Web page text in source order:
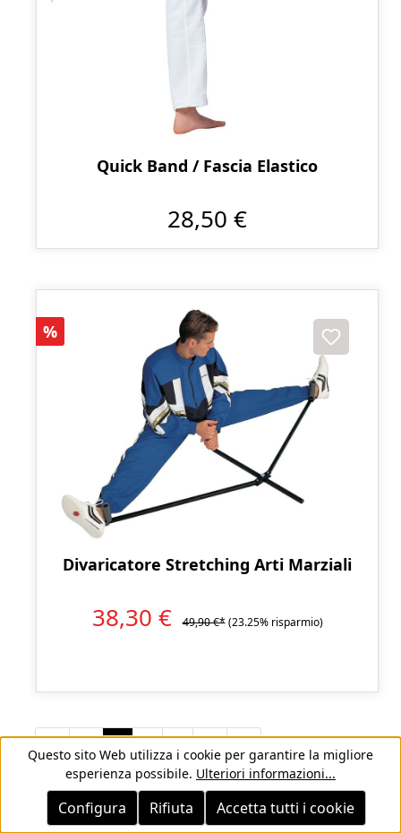
Quick Band / Fascia Elastico
28,50 €
Sconto
%
Divaricatore Stretching Arti Marziali
38,30 € 49,90 €* (23.25% risparmio)
Pagina
1 Pagina
2 Pagina
3
Questo sito Web utilizza i cookie per garantire la migliore
esperienza possibile. Ulteriori informazioni...
Rifiuta
Configura Accetta tutti i cookie